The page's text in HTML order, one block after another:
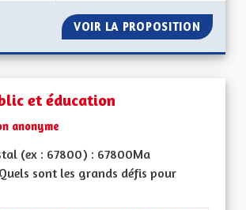
VOIR LA PROPOSITION
et éducation
anonyme
(ex : 67800) : 67800Ma
sont les grands défis pour